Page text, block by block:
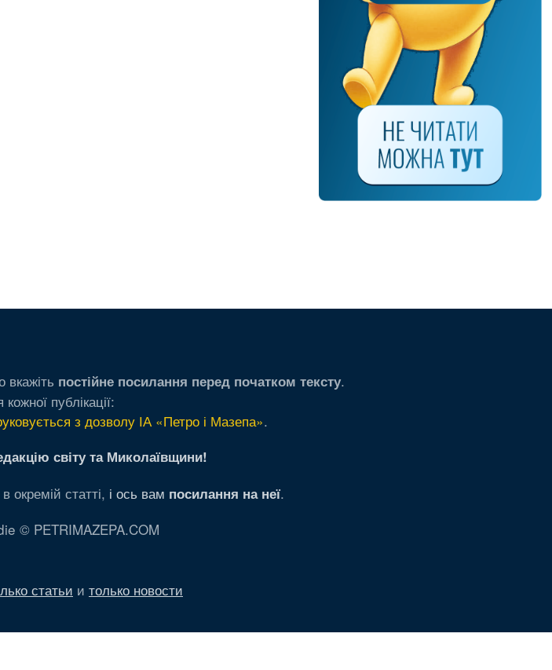
вкажіть постійне посилання перед початком тексту.
публікації:
з дозволу ІА «Петро і Мазепа».
світу та Миколаївщини!
окремій статті, і ось вам посилання на неї.
© PETRIMAZEPA.COM
статьи и только новости